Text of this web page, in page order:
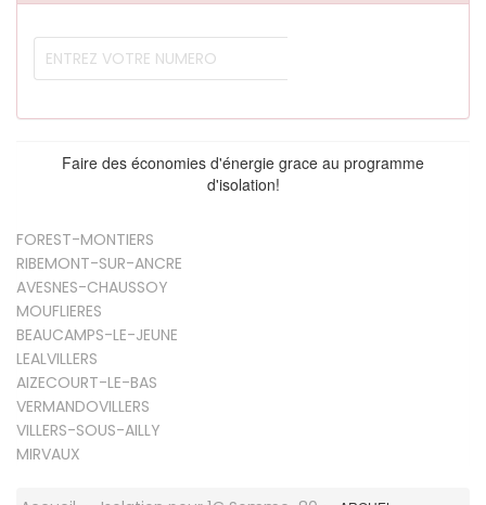
Faire des économies d'énergie grace au programme
d'isolation!
FOREST-MONTIERS
RIBEMONT-SUR-ANCRE
AVESNES-CHAUSSOY
MOUFLIERES
BEAUCAMPS-LE-JEUNE
LEALVILLERS
AIZECOURT-LE-BAS
VERMANDOVILLERS
VILLERS-SOUS-AILLY
MIRVAUX